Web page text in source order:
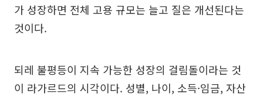
가 성장하면 전체 고용 규모는 늘고 질은 개선된다는
것이다.
되레 불평등이 지속 가능한 성장의 걸림돌이라는 것
이 라가르드의 시각이다. 성별, 나이, 소득·임금, 자산